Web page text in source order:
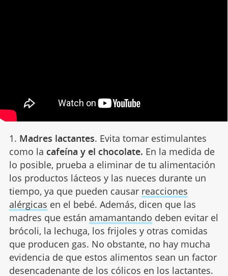
1. Madres lactantes. Evita tomar estimulantes
como la cafeína y el chocolate. En la medida de
lo posible, prueba a eliminar de tu alimentación
los productos lácteos y las nueces durante un
tiempo, ya que pueden causar reacciones
alérgicas en el bebé. Además, dicen que las
madres que están amamantando deben evitar el
brócoli, la lechuga, los frijoles y otras comidas
que producen gas. No obstante, no hay mucha
evidencia de que estos alimentos sean un factor
desencadenante de los cólicos en los lactantes.